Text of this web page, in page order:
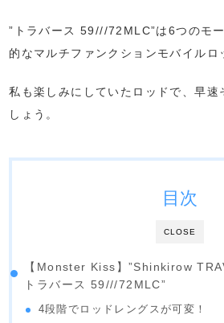
”トラバース 59///72MLC”は6つのモ
的なマルチファンクションモバイルロ
私も楽しみにしていたロッドで、早速
しょう。
CLOSE
目次
【Monster Kiss】”Shinkirow
トラバース 59///72MLC”
4段階でロッドレングスが可変！